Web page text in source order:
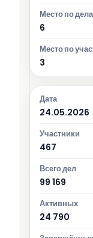
6
3
24.05.2026
467
99 169
24 790